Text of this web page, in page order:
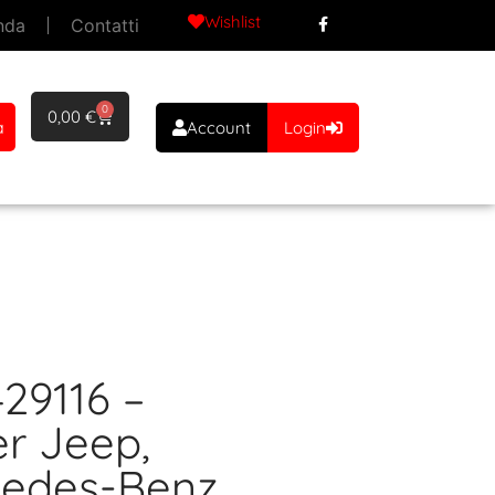
Contatti Wishlist
0,00€ 0
Account Login
–
Jeep,